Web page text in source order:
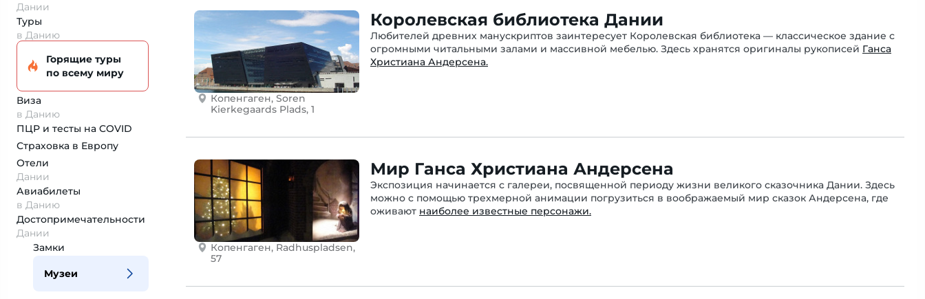
Дании
Туры
в Данию
Горящие туры
по всему миру
Виза
в Данию
ПЦР и тесты на COVID
Страховка в Европу
Отели
Дании
Авиабилеты
в Данию
Достопримеча­тельности
Дании
Замки
Музеи
Копенгаген, Soren
Kierkegaards Plads, 1
Королевская библиотека Дании
Любителей древних манускриптов заинтересует Королевская библиотека — классическое здание с
огромными читальными залами и массивной мебелью. Здесь хранятся оригиналы рукописей Ганса
Христиана Андерсена.
Копенгаген, Radhuspladsen,
57
Мир Ганса Христиана Андерсена
Экспозиция начинается с галереи, посвященной периоду жизни великого сказочника Дании. Здесь
можно с помощью трехмерной анимации погрузиться в воображаемый мир сказок Андерсена, где
оживают наиболее известные персонажи.